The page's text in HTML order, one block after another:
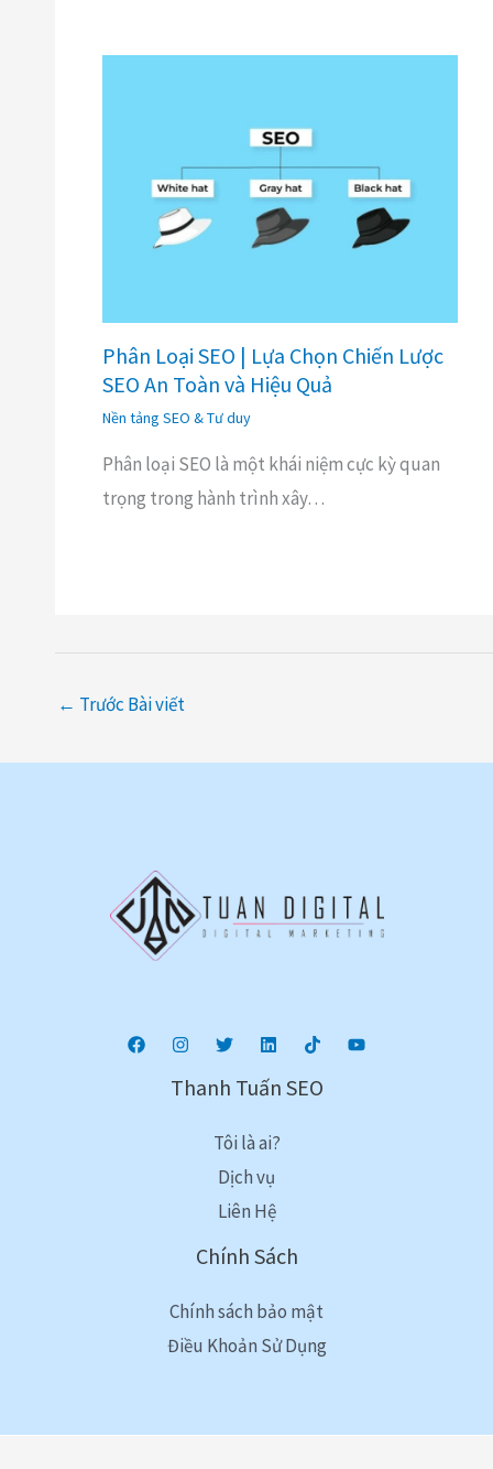
Phân Loại SEO | Lựa Chọn Chiến Lược
SEO An Toàn và Hiệu Quả
Nền tảng SEO & Tư duy
Phân loại SEO là một khái niệm cực kỳ quan
trọng trong hành trình xây…
← Trước Bài viết
Thanh Tuấn SEO
Tôi là ai?
Dịch vụ
Liên Hệ
Chính Sách
Chính sách bảo mật
Điều Khoản Sử Dụng